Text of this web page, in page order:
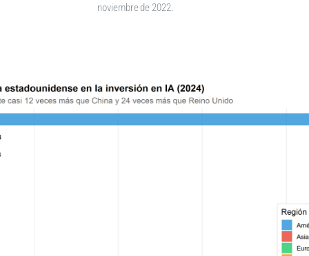
noviembre de 2022.